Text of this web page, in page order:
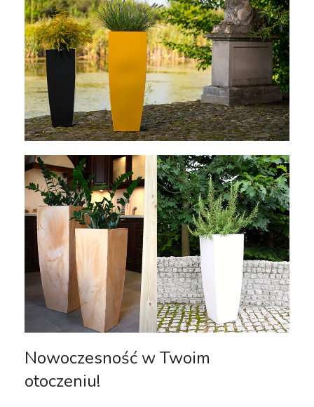
Nowoczesność w Twoim
otoczeniu!